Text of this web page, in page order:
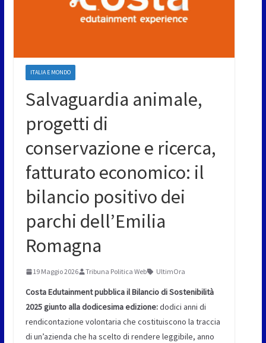
ITALIA E MONDO
Salvaguardia animale,
progetti di
conservazione e ricerca,
fatturato economico: il
bilancio positivo dei
parchi dell’Emilia
Romagna
19 Maggio 2026 Tribuna Politica Web UltimOra
Costa Edutainment pubblica il Bilancio di Sostenibilità
2025 giunto alla dodicesima edizione:dodici anni di
rendicontazione volontaria che costituiscono la traccia
di un’azienda che ha scelto di rendere leggibile, anno